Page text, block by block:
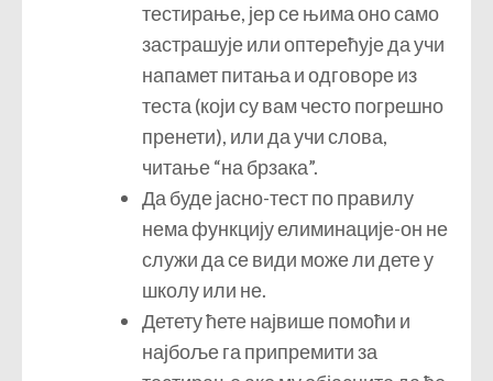
тестирање, јер се њима оно само
застрашује или оптерећује да учи
напамет питања и одговоре из
теста (који су вам често погрешно
пренети), или да учи слова,
читање “на брзака”.
Да буде јасно-тест по правилу
нема функцију елиминације-он не
служи да се види може ли дете у
школу или не.
Детету ћете највише помоћи и
најбоље га припремити за